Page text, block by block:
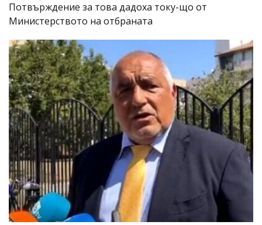
Потвърждение за това дадоха току-що от
Министерството на отбраната